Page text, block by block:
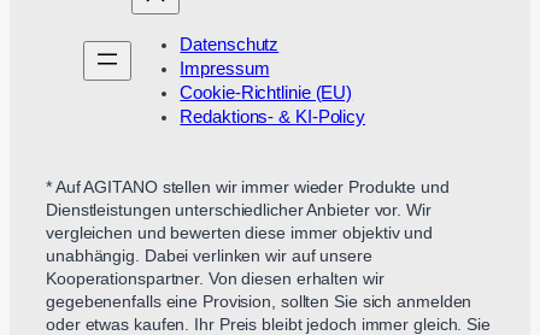
Datenschutz
Impressum
Cookie-Richtlinie (EU)
Redaktions- & KI-Policy
* Auf AGITANO stellen wir immer wieder Produkte und
Dienstleistungen unterschiedlicher Anbieter vor. Wir
vergleichen und bewerten diese immer objektiv und
unabhängig. Dabei verlinken wir auf unsere
Kooperationspartner. Von diesen erhalten wir
gegebenenfalls eine Provision, sollten Sie sich anmelden
oder etwas kaufen. Ihr Preis bleibt jedoch immer gleich. Sie